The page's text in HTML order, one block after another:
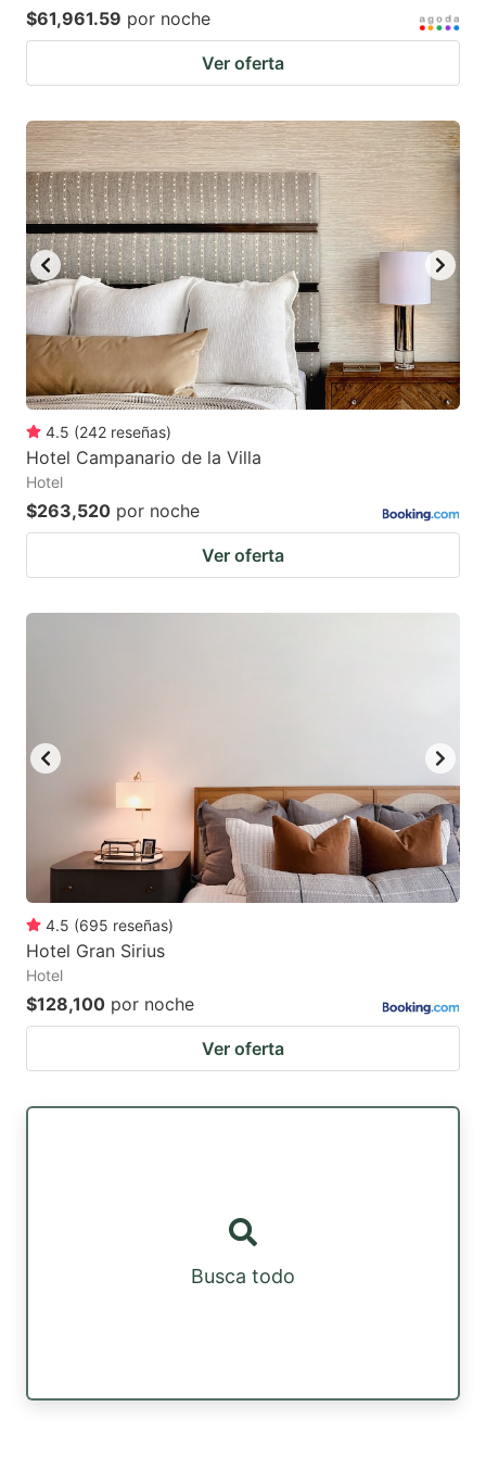
$61,961.59 por noche
Ver oferta
4.5 (242 reseñas)
Hotel Campanario de la Villa
Hotel
$263,520 por noche
Ver oferta
4.5 (695 reseñas)
Hotel Gran Sirius
Hotel
$128,100 por noche
Ver oferta
Busca todo